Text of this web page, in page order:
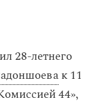
28-летнего
к 11
44»,